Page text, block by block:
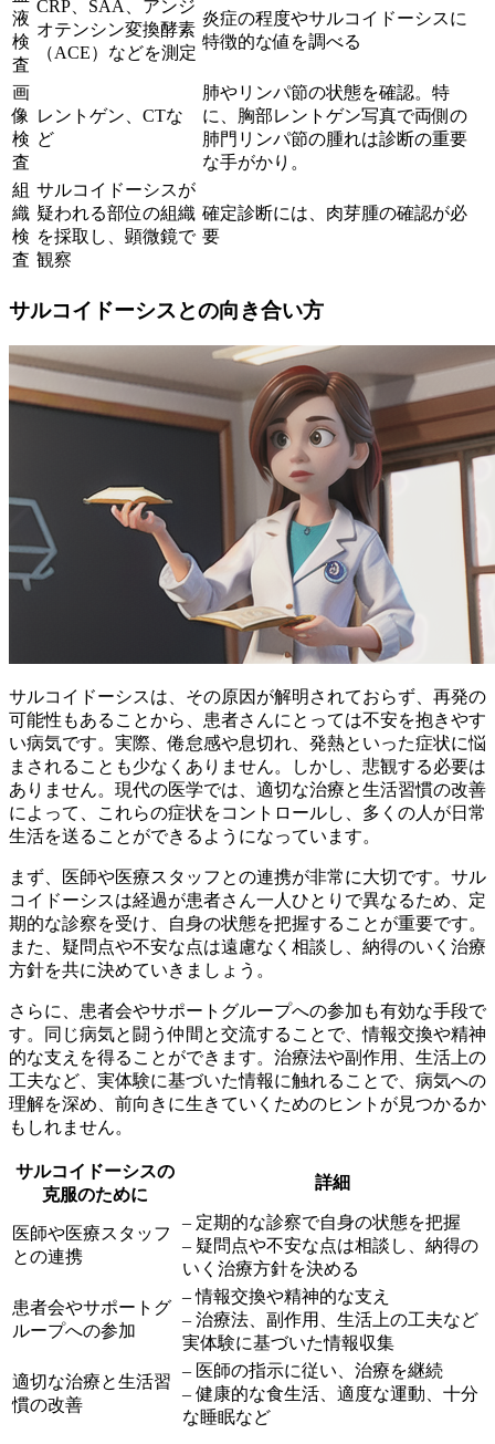
液
検
査
CRP、SAA、 アンジ
オテンシン変換酵素
（ACE） などを測定
炎症の程度やサルコイドーシスに
特徴的な値を調べる
画
像
検
査
レントゲン、CTな
ど
肺やリンパ節の状態を確認。特
に、 胸部レントゲン写真で両側の
肺門リンパ節の腫れは診断の重要
な手がかり。
組
織
検
査
サルコイドーシスが
疑われる部位の組織
を採取し、顕微鏡で
観察
確定診断には、 肉芽腫の確認が必
要
サルコイドーシスとの向き合い方
サルコイドーシスは、その原因が解明されておらず、 再発の
可能性 もあることから、患者さんにとっては不安を抱きやす
い病気です。実際、倦怠感や息切れ、発熱といった症状に悩
まされることも少なくありません。しかし、悲観する必要は
ありません。現代の医学では、 適切な治療と生活習慣の改善
によって、これらの症状をコントロールし、多くの人が日常
生活を送ることができるようになっています。
まず、 医師や医療スタッフとの連携が非常に大切です。サル
コイドーシスは経過が患者さん一人ひとりで異なるため、定
期的な診察を受け、自身の状態を把握することが重要です。
また、疑問点や不安な点は遠慮なく相談し、納得のいく治療
方針を共に決めていきましょう。
さらに、 患者会やサポートグループへの参加 も有効な手段で
す。同じ病気と闘う仲間と交流することで、情報交換や精神
的な支えを得ることができます。治療法や副作用、生活上の
工夫など、実体験に基づいた情報に触れることで、病気への
理解を深め、前向きに生きていくためのヒントが見つかるか
もしれません。
サルコイドーシスの
克服のために
詳細
医師や医療スタッフ
との連携
– 定期的な診察で自身の状態を把握
– 疑問点や不安な点は相談し、納得の
いく治療方針を決める
患者会やサポートグ
ループへの参加
– 情報交換や精神的な支え
– 治療法、副作用、生活上の工夫など
実体験に基づいた情報収集
適切な治療と生活習
慣の改善
– 医師の指示に従い、治療を継続
– 健康的な食生活、適度な運動、十分
な睡眠など